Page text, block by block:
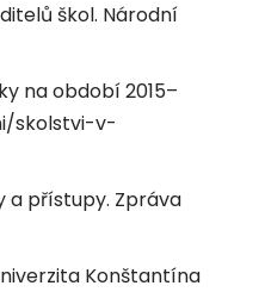
škol. Národní
na období 2015–
skolstvi-v-
a přístupy. Zpráva
Konštantína